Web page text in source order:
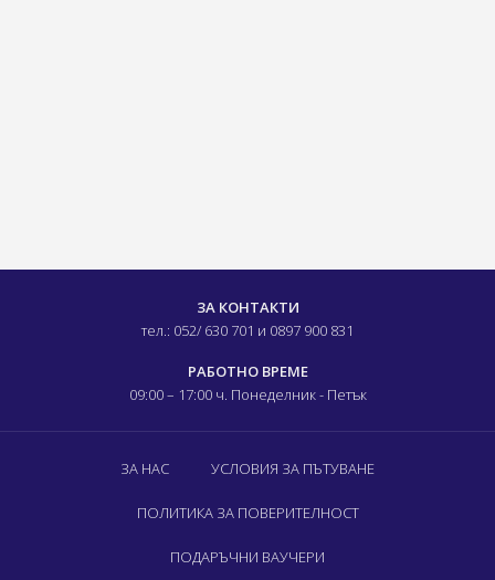
ЗА КОНТАКТИ
тел.: 052/ 630 701 и 0897 900 831
РАБОТНО ВРЕМЕ
09:00 – 17:00 ч. Понеделник - Петък
ЗА НАС УСЛОВИЯ ЗА ПЪТУВАНЕ
ПОЛИТИКА ЗА ПОВЕРИТЕЛНОСТ
ПОДАРЪЧНИ ВАУЧЕРИ